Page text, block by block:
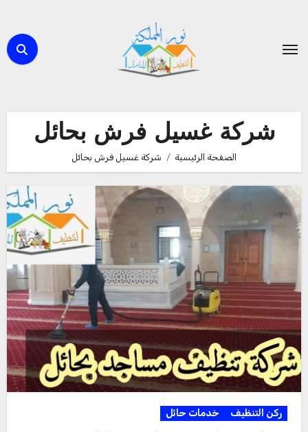
المحتوى
شركة غسيل فرش بحائل
الصفحة الرئيسية شركة غسيل فرش بحائل
ركن التنظيف خدمات حائل